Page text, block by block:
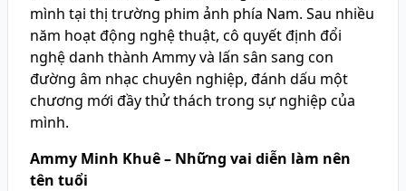
mình tại thị trường phim ảnh phía Nam. Sau nhiều
năm hoạt động nghệ thuật, cô quyết định đổi
nghệ danh thành Ammy và lấn sân sang con
đường âm nhạc chuyên nghiệp, đánh dấu một
chương mới đầy thử thách trong sự nghiệp của
mình.
Ammy Minh Khuê – Những vai diễn làm nên
tên tuổi